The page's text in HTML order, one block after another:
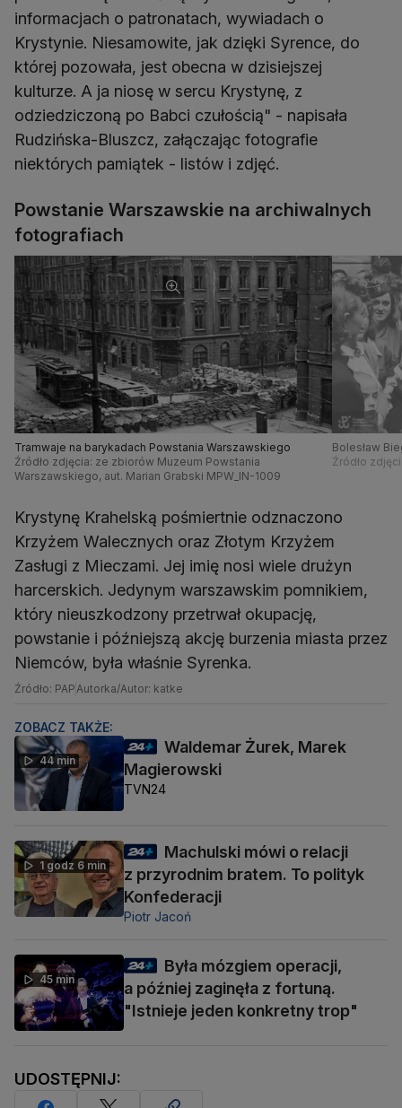
informacjach o patronatach, wywiadach o
Krystynie. Niesamowite, jak dzięki Syrence, do
której pozowała, jest obecna w dzisiejszej
kulturze. A ja niosę w sercu Krystynę, z
odziedziczoną po Babci czułością" - napisała
Rudzińska-Bluszcz, załączając fotografie
Powstanie Warszawskie na archiwalnych
fotografiach
Tramwaje na barykadach Powstania Warszawskiego
Źródło zdjęcia: ze zbiorów Muzeum Powstania
Warszawskiego, aut. Marian Grabski MPW_IN-1009
Bolesław
Źródło
Krystynę Krahelską pośmiertnie odznaczono
Krzyżem Walecznych oraz Złotym Krzyżem
Zasługi z Mieczami. Jej imię nosi wiele drużyn
harcerskich. Jedynym warszawskim pomnikiem,
który nieuszkodzony przetrwał okupację,
powstanie i późniejszą akcję burzenia miasta przez
Niemców, była właśnie Syrenka.
Źródło: PAPAutorka/Autor: katke
ZOBACZ TAKŻE:
44 min
Waldemar Żurek, Marek
Magierowski
TVN24
1 godz 6 min
Machulski mówi o relacji
z przyrodnim bratem. To polityk
Konfederacji
Piotr Jacoń
45 min
Była mózgiem operacji,
a później zaginęła z fortuną.
"Istnieje jeden konkretny trop"
UDOSTĘPNIJ: